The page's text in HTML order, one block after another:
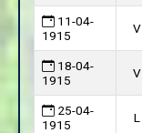
11-04-
1915
V
18-04-
1915
V
25-04-
1915
L